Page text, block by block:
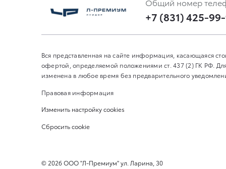
Общий номер
+7 (831) 425-
Вся представленная на сайте информация, касающаяся
офертой, определяемой положениями ст. 437 (2) ГК РФ.
изменена в любое время без предварительного
Правовая информация
Изменить настройку cookies
Сбросить cookie
© 2026ООО "Л-Премиум" ул. Ларина, 30